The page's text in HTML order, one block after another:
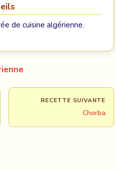
de cuisine algérienne.
RECETTE SUIVANTE
Chorba